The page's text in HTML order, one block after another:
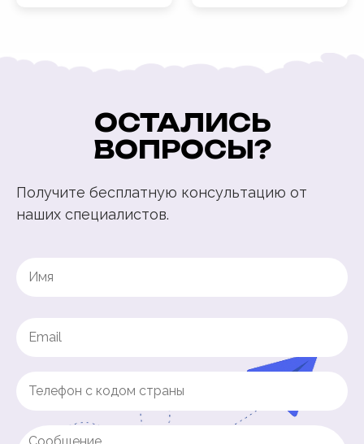
ОСТАЛИСЬ
ВОПРОСЫ?
Получите бесплатную консультацию от
наших специалистов.
(Обязательно)
Untitled